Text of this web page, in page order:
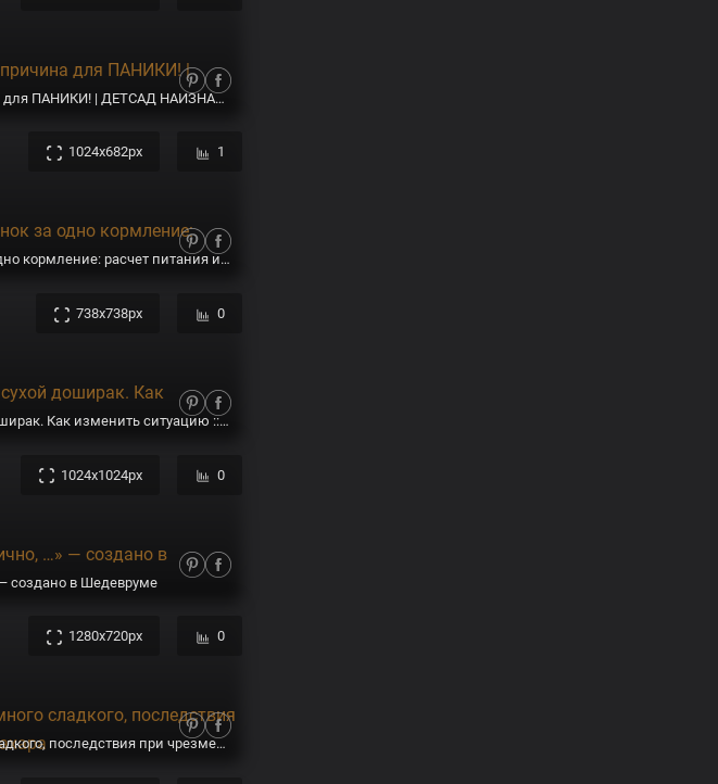
Ребенок не ест овощи? Это не причина для ПАНИКИ! | ДЕТСАД НАИЗНАНКУ | Дзен
1024x682px 1
Сколько должен съедать ребенок за одно кормление: расчет питания и нормы
738x738px 0
Ребенок ест только бургеры и сухой доширак. Как изменить ситуацию :: РБК Pro
1024x1024px 0
создано в Шедевруме
1280x720px 0
Что делать, если ребенок ест много сладкого, последствия при чрезмерном употреблении сахара